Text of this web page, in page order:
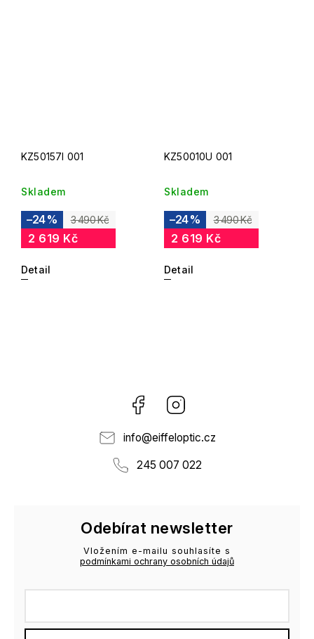
KZ50157I 001
Skladem
3 490 Kč
–24 %
2 619 Kč
Detail
KZ50010U 001
Skladem
3 490 Kč
–24 %
2 619 Kč
Detail
Facebook
info@eiffeloptic.cz
245 007 022
Odebírat newsletter
Vložením e-mailu souhlasíte s
podmínkami ochrany osobních údajů